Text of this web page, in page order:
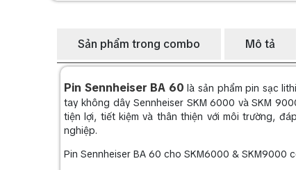
Sản phẩm trong combo Mô tả
Pin Sennheiser BA 60 là sản phẩm pin sạc
tay không dây Sennheiser SKM 6000 và SKM
tiện lợi, tiết kiệm và thân thiện với môi trường,
nghiệp.
Pin Sennheiser BA 60 cho SKM6000 & SKM9000